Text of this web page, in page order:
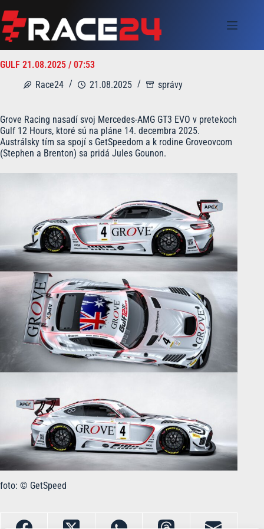
to
content
GULF 21.08.2025 / 07:53
Race24
21.08.2025 správy
Grove Racing nasadí svoj Mercedes-AMG GT3 EVO v pretekoch
Gulf 12 Hours, ktoré sú na pláne 14. decembra 2025.
Austrálsky tím sa spojí s GetSpeedom a k rodine Groveovcom
(Stephen a Brenton) sa pridá Jules Gounon.
foto: © GetSpeed